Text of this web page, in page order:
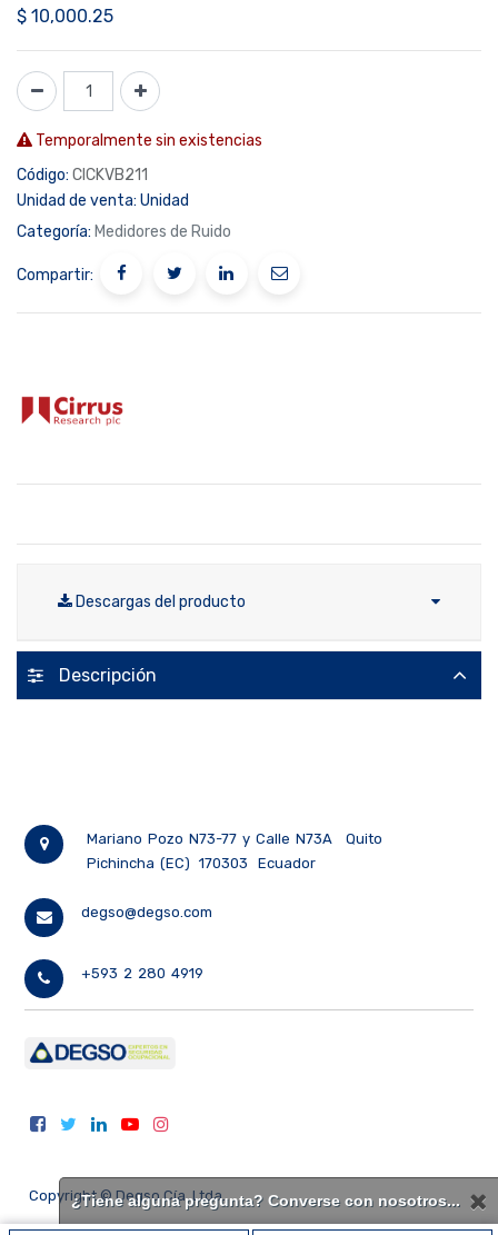
$ 10,000.25
Temporalmente sin existencias
Código: CICKVB211
Unidad de venta: Unidad
Categoría: Medidores de Ruido
Compartir:
Descargas del producto
Descripción
Mariano Pozo N73-77 y Calle N73A
Quito
Pichincha (EC)
170303 Ecuador
degso@degso.com
+593 2 280 4919
Copyright © Degso Cía. Ltda.
¿Tiene alguna pregunta? Converse con nosotros...